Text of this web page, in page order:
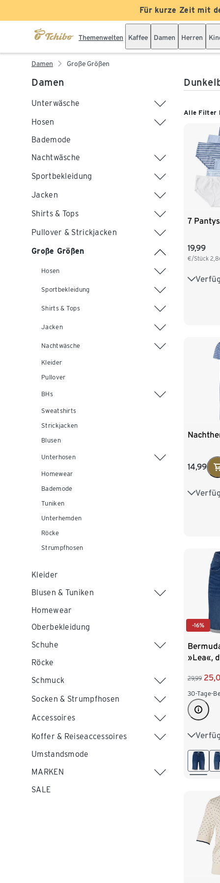
Für kurze Zeit mit
Themenwelten Kaffee Damen Herren
Damen Große Größen
Damen
Unterwäsche
Hosen
Bademode
Nachtwäsche
Sportbekleidung
Jacken
Shirts & Tops
Pullover & Strickjacken
Große Größen
Hosen
Sportbekleidung
Shirts & Tops
Jacken
Nachtwäsche
Kleider
Pullover
BHs
Sweatshirts
Strickjacken
Blusen
Unterhosen
Homewear
Bademode
Tuniken
Unterhemden
Röcke
Strumpfhosen
Kleider
Blusen & Tuniken
Homewear
Oberbekleidung
Schuhe
Röcke
Schmuck
Socken & Strumpfhosen
Accessoires
Koffer & Reiseaccessoires
Umstandsmode
MARKEN
SALE
Alle Filter
7 Pantys
19,99
€/Stück
S 36/38
14,99
S 36/38
-16%
»Lea«,
29,99
30-Tage-
36
44